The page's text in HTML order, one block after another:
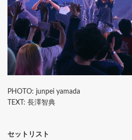
PHOTO: junpei yamada
TEXT: 長澤智典
セットリスト